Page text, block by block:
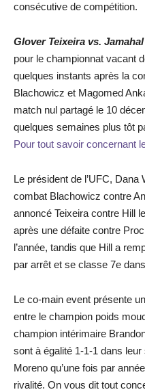
consécutive de compétition.
Glover Teixeira vs.
pour le championnat vacant
quelques instants après la
Blachowicz et Magomed
match nul partagé le 10
quelques semaines plus tôt
Pour tout savoir concernant
Le président de l’UFC, Dana
combat Blachowicz contre
annoncé Teixeira contre Hill
après une défaite contre
l’année, tandis que Hill a
par arrêt et se classe 7e
Le co-main event présente
entre le champion poids
champion intérimaire
sont à égalité 1-1-1 dans
Moreno qu’une fois par
rivalité. On vous dit tout